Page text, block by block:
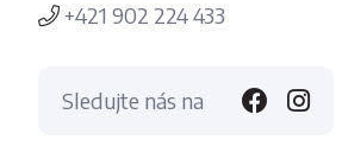
+421 902 224 433
Sledujte nás na